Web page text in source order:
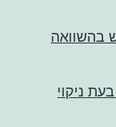
בהשוואה
ניקוי